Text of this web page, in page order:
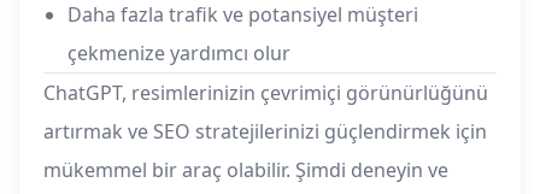
Daha fazla trafik ve potansiyel müşteri
çekmenize yardımcı olur
ChatGPT, resimlerinizin çevrimiçi görünürlüğünü
artırmak ve SEO stratejilerinizi güçlendirmek için
mükemmel bir araç olabilir. Şimdi deneyin ve